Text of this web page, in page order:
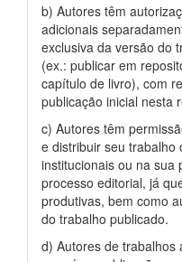
b) Autores têm
adicionais
exclusiva da versão do
(ex.: publicar em
capítulo de livro), com
publicação inicial nesta
c) Autores têm
e distribuir seu trabalho
institucionais ou na sua
processo editorial, já
produtivas, bem como
do trabalho publicado.
d) Autores de trabalhos